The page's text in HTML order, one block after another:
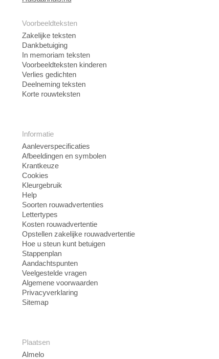
Voorbeeldteksten
Zakelijke teksten
Dankbetuiging
In memoriam teksten
Voorbeeldteksten kinderen
Verlies gedichten
Deelneming teksten
Korte rouwteksten
Informatie
Aanleverspecificaties
Afbeeldingen en symbolen
Krantkeuze
Cookies
Kleurgebruik
Help
Soorten rouwadvertenties
Lettertypes
Kosten rouwadvertentie
Opstellen zakelijke rouwadvertentie
Hoe u steun kunt betuigen
Stappenplan
Aandachtspunten
Veelgestelde vragen
Algemene voorwaarden
Privacyverklaring
Sitemap
Plaatsen
Almelo